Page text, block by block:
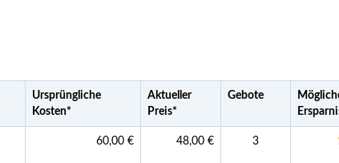
Ursprüngliche
Kosten*
Aktueller
Preis*
Gebote
60,00 € 48,00 € 3